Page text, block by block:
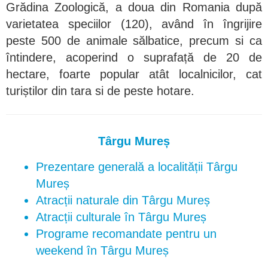
Grădina Zoologică, a doua din Romania după
varietatea speciilor (120), având în îngrijire
peste 500 de animale sălbatice, precum si ca
întindere, acoperind o suprafață de 20 de
hectare, foarte popular atât localnicilor, cat
turiștilor din tara si de peste hotare.
Târgu Mureș
Prezentare generală a localității Târgu
Mureș
Atracții naturale din Târgu Mureș
Atracții culturale în Târgu Mureș
Programe recomandate pentru un
weekend în Târgu Mureș